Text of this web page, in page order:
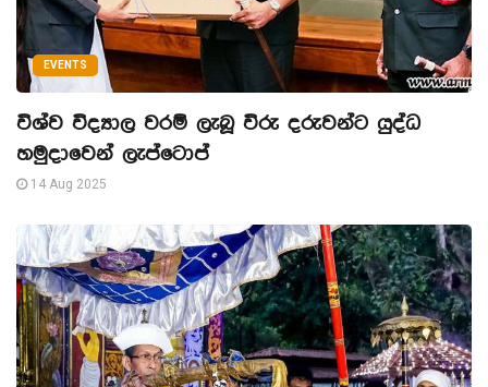
EVENTS
විශ්ව විද්‍යාල වරම් ලැබූ විරු දරුවන්ට යුද්ධ
හමුදාවෙන් ලැප්ටොප්
14 Aug 2025